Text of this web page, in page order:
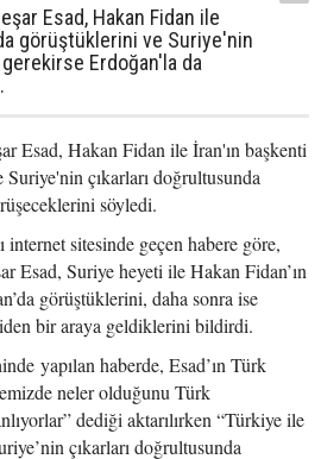
Esad, Hakan Fidan ile
görüştüklerini ve Suriye'nin
Erdoğan'la da
Esad, Hakan Fidan ile İran'ın başkenti
çıkarları doğrultusunda
söyledi.
internet sitesinde geçen habere göre,
Esad, Suriye heyeti ile Hakan Fidan’ın
görüştüklerini, daha sonra ise
bir araya geldiklerini bildirdi.
yapılan haberde, Esad’ın Türk
neler olduğunu Türk
dediği aktarılırken “Türkiye ile
çıkarları doğrultusunda